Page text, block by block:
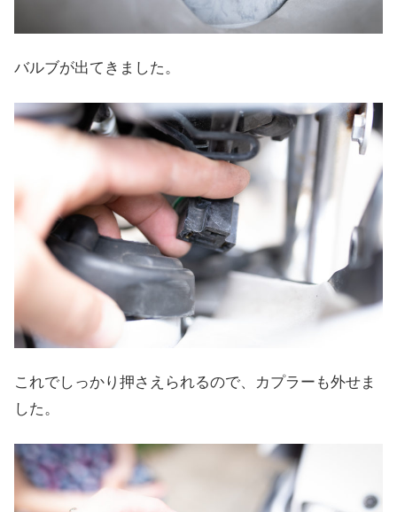
バルブが出てきました。
これでしっかり押さえられるので、カプラーも外せま
した。